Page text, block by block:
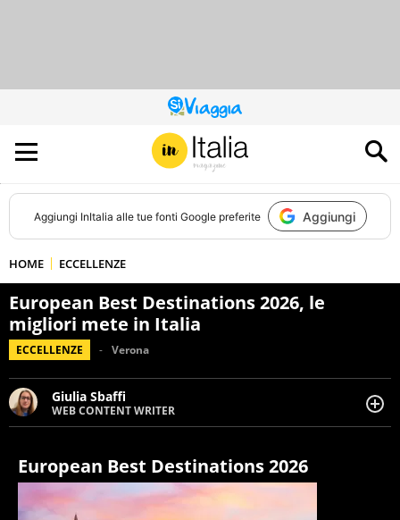
QUESTO
SITO
CONTRIBUISCE
ALL’AUDIENCE
DI
Aggiungi InItalia alle tue fonti Google preferite Aggiungi
HOME ECCELLENZE
European Best Destinations 2026, le
migliori mete in Italia
ECCELLENZE Verona
Giulia Sbaffi
WEB CONTENT WRITER
Web content writer appassionata di belle storie e di
natura, le piace tenersi informata su ciò che accade
intorno a lei.
European Best Destinations 2026